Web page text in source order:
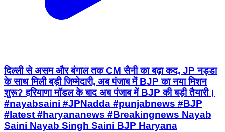
दिल्ली से असम और बंगाल तक CM सैनी का बढ़ा कद, JP नड्डा
के साथ मिली बड़ी जिम्मेदारी, अब पंजाब में BJP का नया मिशन
शुरू? हरियाणा मॉडल के बाद अब पंजाब में BJP की बड़ी तैयारी।
#nayabsaini #JPNadda #punjabnews #BJP
#latest #haryananews #Breakingnews Nayab
Saini Nayab Singh Saini BJP Haryana